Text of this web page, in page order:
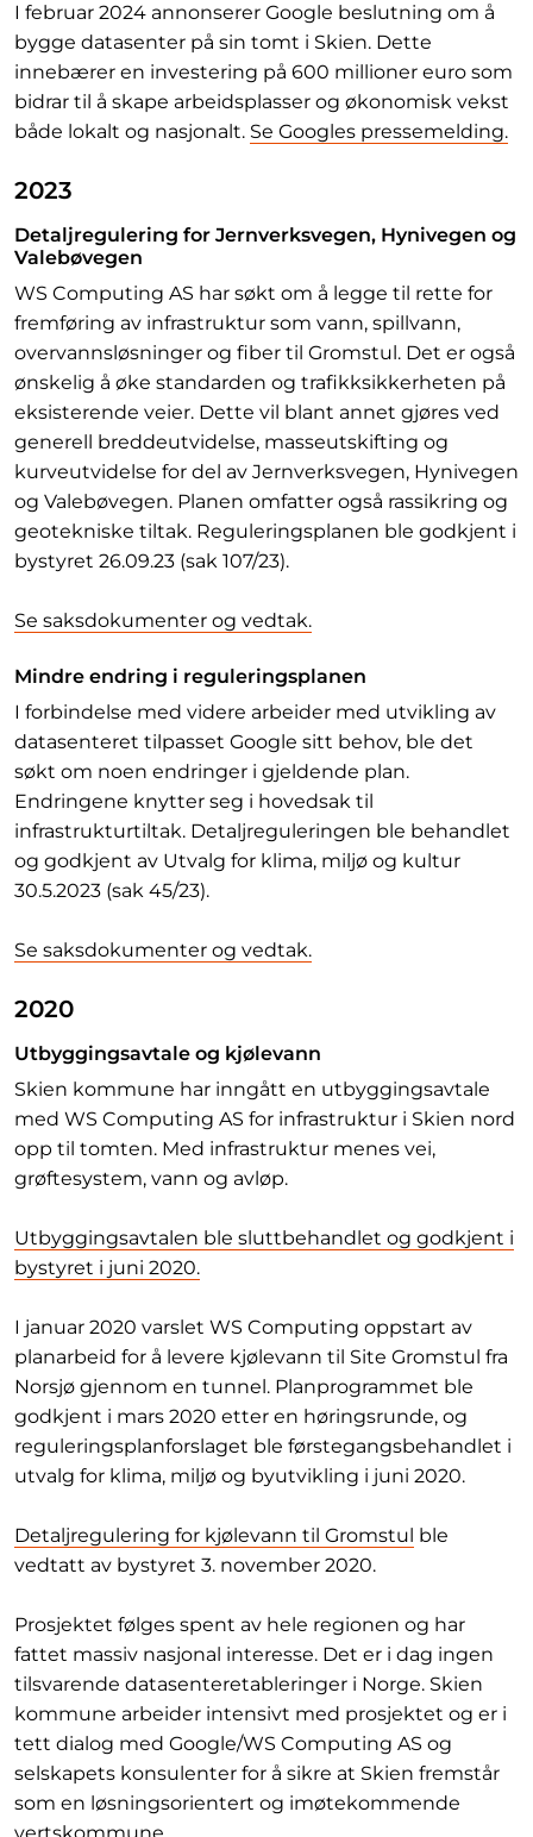
I februar 2024 annonserer Google beslutning om å
bygge datasenter på sin tomt i Skien. Dette
innebærer en investering på 600 millioner euro som
bidrar til å skape arbeidsplasser og økonomisk vekst
både lokalt og nasjonalt. Se Googles pressemelding.
2023
Detaljregulering for Jernverksvegen, Hynivegen og
Valebøvegen
WS Computing AS har søkt om å legge til rette for
fremføring av infrastruktur som vann, spillvann,
overvannsløsninger og fiber til Gromstul. Det er også
ønskelig å øke standarden og trafikksikkerheten på
eksisterende veier. Dette vil blant annet gjøres ved
generell breddeutvidelse, masseutskifting og
kurveutvidelse for del av Jernverksvegen, Hynivegen
og Valebøvegen. Planen omfatter også rassikring og
geotekniske tiltak. Reguleringsplanen ble godkjent i
bystyret 26.09.23 (sak 107/23).
Se saksdokumenter og vedtak.
Mindre endring i reguleringsplanen
I forbindelse med videre arbeider med utvikling av
datasenteret tilpasset Google sitt behov, ble det
søkt om noen endringer i gjeldende plan.
Endringene knytter seg i hovedsak til
infrastrukturtiltak. Detaljreguleringen ble behandlet
og godkjent av Utvalg for klima, miljø og kultur
30.5.2023 (sak 45/23).
Se saksdokumenter og vedtak.
2020
Utbyggingsavtale og kjølevann
Skien kommune har inngått en utbyggingsavtale
med WS Computing AS for infrastruktur i Skien nord
opp til tomten. Med infrastruktur menes vei,
grøftesystem, vann og avløp.
Utbyggingsavtalen ble sluttbehandlet og godkjent i
bystyret i juni 2020.
I januar 2020 varslet WS Computing oppstart av
planarbeid for å levere kjølevann til Site Gromstul fra
Norsjø gjennom en tunnel. Planprogrammet ble
godkjent i mars 2020 etter en høringsrunde, og
reguleringsplanforslaget ble førstegangsbehandlet i
utvalg for klima, miljø og byutvikling i juni 2020.
Detaljregulering for kjølevann til Gromstul ble
vedtatt av bystyret 3. november 2020.
Prosjektet følges spent av hele regionen og har
fattet massiv nasjonal interesse. Det er i dag ingen
tilsvarende datasenteretableringer i Norge. Skien
kommune arbeider intensivt med prosjektet og er i
tett dialog med Google/WS Computing AS og
selskapets konsulenter for å sikre at Skien fremstår
som en løsningsorientert og imøtekommende